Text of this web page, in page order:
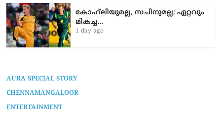
കോഹ്‌ലിയുമല്ല, സചിനുമല്ല; ഏറ്റവും
മികച്ച…
1 day ago
AURA SPECIAL STORY
CHENNAMANGALOOR
ENTERTAINMENT